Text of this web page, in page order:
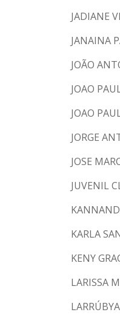
JADIANE
JANAINA
JOÃO
JOAO
JOAO
JORGE
JOSE
JUVENIL
KARLA
KENY
LARISSA